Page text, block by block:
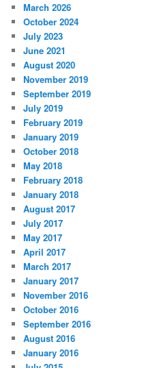
March 2026
October 2024
July 2023
June 2021
August 2020
November 2019
September 2019
July 2019
February 2019
January 2019
October 2018
May 2018
February 2018
January 2018
August 2017
July 2017
May 2017
April 2017
March 2017
January 2017
November 2016
October 2016
September 2016
August 2016
January 2016